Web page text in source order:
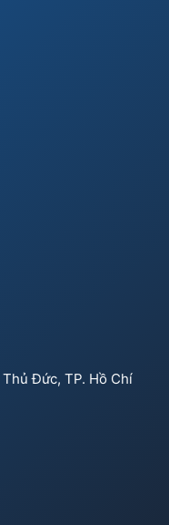
Đức, TP. Hồ Chí